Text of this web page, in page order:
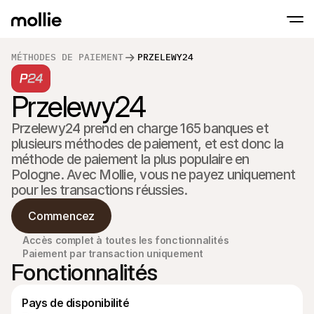
MÉTHODES DE PAIEMENT PRZELEWY24
Przelewy24
Przelewy24 prend en charge 165 banques et
plusieurs méthodes de paiement, et est donc la
méthode de paiement la plus populaire en
Pologne. Avec Mollie, vous ne payez uniquement
pour les transactions réussies.
Commencez
Accès complet à toutes les fonctionnalités
Paiement par transaction uniquement
Fonctionnalités
Pays de disponibilité
Tap to Pay sur iPhone
Acceptez les paiements sans contact sur
En savoir plus
Encaissez des
de terminaux et
Checkout
Proposez un
pour la conversion
Empêchez la fraude
taux de conversion
Partenaires
Pour les agences
En savoir plus sur notre Programme Partenaire Agence